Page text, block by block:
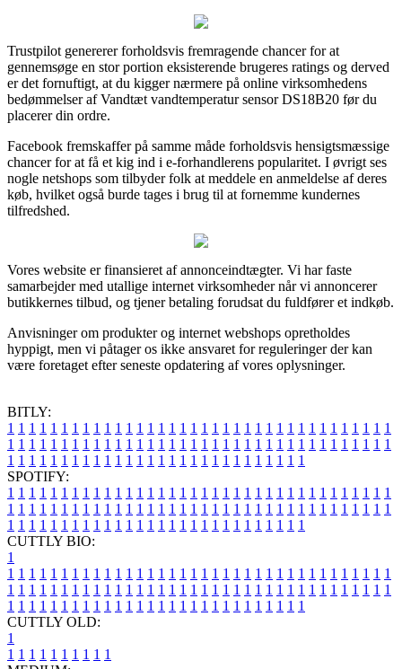
Trustpilot genererer forholdsvis fremragende chancer for at
gennemsøge en stor portion eksisterende brugeres ratings og derved
er det fornuftigt, at du kigger nærmere på online virksomhedens
bedømmelser af Vandtæt vandtemperatur sensor DS18B20 før du
placerer din ordre.
Facebook fremskaffer på samme måde forholdsvis hensigtsmæssige
chancer for at få et kig ind i e-forhandlerens popularitet. I øvrigt ses
nogle netshops som tilbyder folk at meddele en anmeldelse af deres
køb, hvilket også burde tages i brug til at fornemme kundernes
tilfredshed.
Vores website er finansieret af annonceindtægter. Vi har faste
samarbejder med utallige internet virksomheder når vi annoncerer
butikkernes tilbud, og tjener betaling forudsat du fuldfører et indkøb.
Anvisninger om produkter og internet webshops opretholdes
hyppigt, men vi påtager os ikke ansvaret for reguleringer der kan
være foretaget efter seneste opdatering af vores oplysninger.
BITLY:
1 1 1 1 1 1 1 1 1 1 1 1 1 1 1 1 1 1 1 1 1 1 1 1 1 1 1 1 1 1 1 1 1 1 1 1
1 1 1 1 1 1 1 1 1 1 1 1 1 1 1 1 1 1 1 1 1 1 1 1 1 1 1 1 1 1 1 1 1 1 1 1
1 1 1 1 1 1 1 1 1 1 1 1 1 1 1 1 1 1 1 1 1 1 1 1 1 1 1 1
SPOTIFY:
1 1 1 1 1 1 1 1 1 1 1 1 1 1 1 1 1 1 1 1 1 1 1 1 1 1 1 1 1 1 1 1 1 1 1 1
1 1 1 1 1 1 1 1 1 1 1 1 1 1 1 1 1 1 1 1 1 1 1 1 1 1 1 1 1 1 1 1 1 1 1 1
1 1 1 1 1 1 1 1 1 1 1 1 1 1 1 1 1 1 1 1 1 1 1 1 1 1 1 1
CUTTLY BIO:
1
1 1 1 1 1 1 1 1 1 1 1 1 1 1 1 1 1 1 1 1 1 1 1 1 1 1 1 1 1 1 1 1 1 1 1 1
1 1 1 1 1 1 1 1 1 1 1 1 1 1 1 1 1 1 1 1 1 1 1 1 1 1 1 1 1 1 1 1 1 1 1 1
1 1 1 1 1 1 1 1 1 1 1 1 1 1 1 1 1 1 1 1 1 1 1 1 1 1 1 1
CUTTLY OLD:
1
1 1 1 1 1 1 1 1 1 1